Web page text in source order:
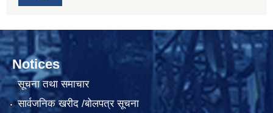
Notices
सूचना तथा समाचार
सार्वजनिक खरीद /बोलपत्र सूचना